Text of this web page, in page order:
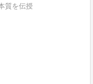
質を伝授